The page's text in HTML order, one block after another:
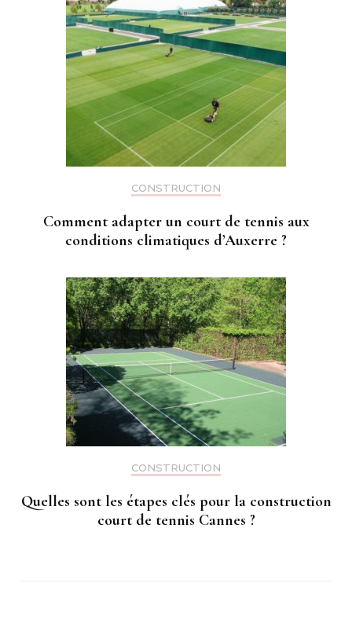
CONSTRUCTION
Comment adapter un court de tennis aux
conditions climatiques d’Auxerre ?
CONSTRUCTION
Quelles sont les étapes clés pour la construction
court de tennis Cannes ?